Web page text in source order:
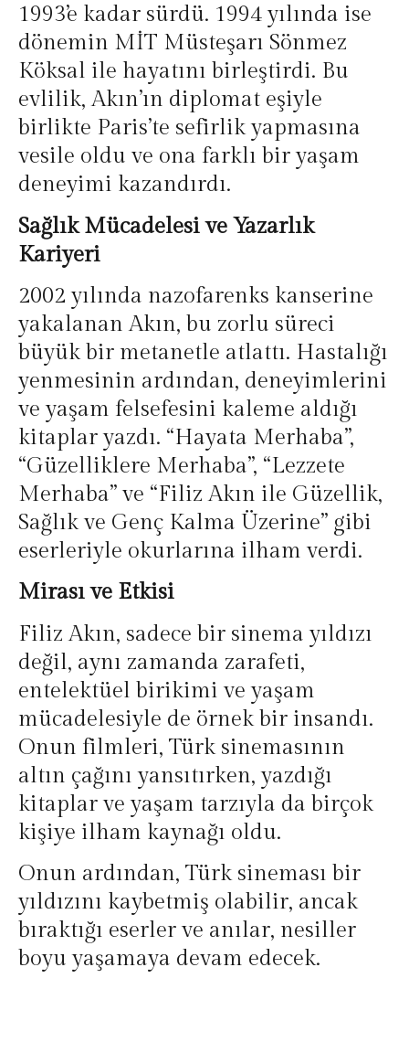
1993’e kadar sürdü. 1994 yılında ise
dönemin MİT Müsteşarı Sönmez
Köksal ile hayatını birleştirdi. Bu
evlilik, Akın’ın diplomat eşiyle
birlikte Paris’te sefirlik yapmasına
vesile oldu ve ona farklı bir yaşam
deneyimi kazandırdı.
Sağlık Mücadelesi ve Yazarlık
Kariyeri
2002 yılında nazofarenks kanserine
yakalanan Akın, bu zorlu süreci
büyük bir metanetle atlattı. Hastalığı
yenmesinin ardından, deneyimlerini
ve yaşam felsefesini kaleme aldığı
kitaplar yazdı. “Hayata Merhaba”,
“Güzelliklere Merhaba”, “Lezzete
Merhaba” ve “Filiz Akın ile Güzellik,
Sağlık ve Genç Kalma Üzerine” gibi
eserleriyle okurlarına ilham verdi.
Mirası ve Etkisi
Filiz Akın, sadece bir sinema yıldızı
değil, aynı zamanda zarafeti,
entelektüel birikimi ve yaşam
mücadelesiyle de örnek bir insandı.
Onun filmleri, Türk sinemasının
altın çağını yansıtırken, yazdığı
kitaplar ve yaşam tarzıyla da birçok
kişiye ilham kaynağı oldu.
Onun ardından, Türk sineması bir
yıldızını kaybetmiş olabilir, ancak
bıraktığı eserler ve anılar, nesiller
boyu yaşamaya devam edecek.